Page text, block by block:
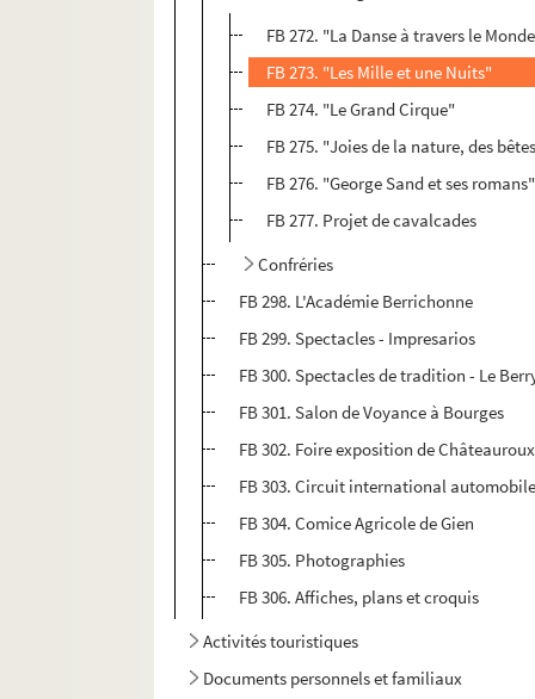
FB 272. "La Danse à travers le
FB 273. "Les Mille et une Nuits"
FB 274. "Le Grand Cirque"
FB 275. "Joies de la nature, des
FB 276. "George Sand et ses romans"
FB 277. Projet de cavalcades
Confréries
FB 298. L'Académie Berrichonne
FB 299. Spectacles - Impresarios
FB 300. Spectacles de tradition - Le
FB 301. Salon de Voyance à Bourges
FB 302. Foire exposition de Châteauroux
FB 303. Circuit international
FB 304. Comice Agricole de Gien
FB 305. Photographies
FB 306. Affiches, plans et croquis
Activités touristiques
Documents personnels et familiaux